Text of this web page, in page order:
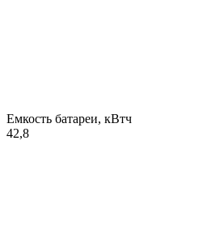
Емкость батареи, кВтч
42,8